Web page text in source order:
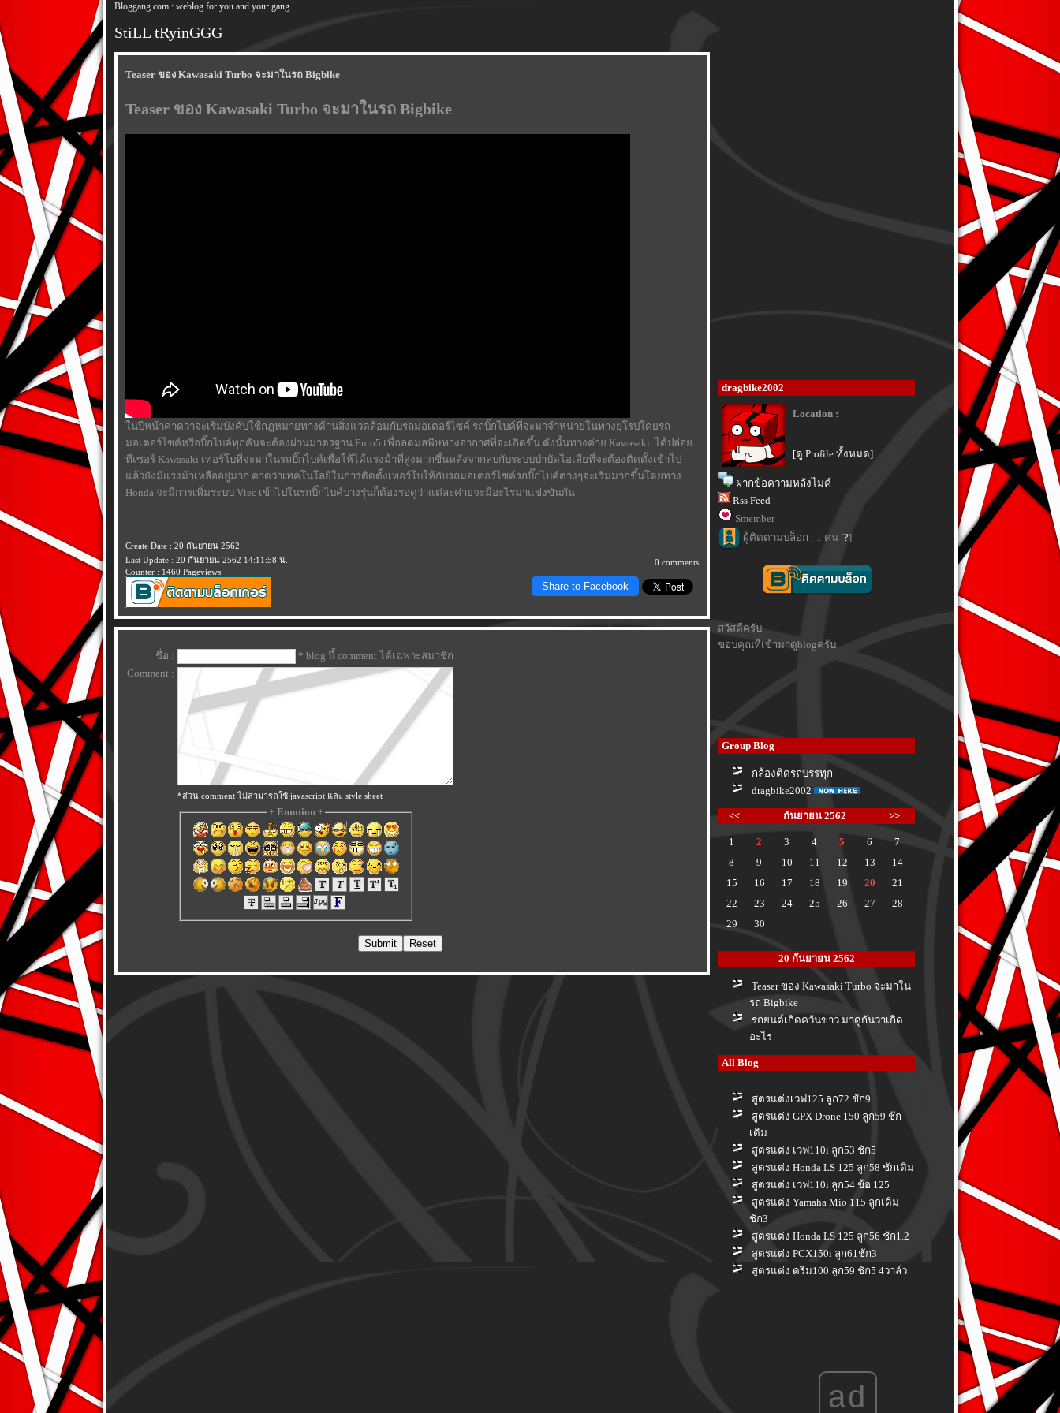
Bloggang.com : weblog for you and your gang
StiLL tRyinGGG
Teaser ของ Kawasaki Turbo จะมาในรถ Bigbike
Teaser ของ Kawasaki Turbo จะมาในรถ Bigbike
นปีหน้าคาดว่าจะเริ่มบังคับใช้กฎหมายทางด้านสิ่งแวดล้อมกับรถมอเตอร์ไซค์ รถบิ๊กไบค์ที่จะมาจำหน่ายในทางยุโรปโดยรถ
มอเตอร์ไซค์หรือบิ๊กไบค์ทุกคันจะต้องผ่านมาตรฐาน Euro5 เพื่อลดมลพิษทางอากาศที่จะเกิดขึ้น ดังนั้นทางค่าย Kawasaki ได้ปล่อ
ทีเซอร์ Kawasaki เทอร์โบที่จะมาในรถบิ๊กไบค์เพื่อให้ได้แรงม้าที่สูงมากขึ้นหลังจากลบกับระบบบำบัดไอเสียที่จะต้องติดตั้งเข้าไป
ล้วยังมีแรงม้าเหลืออยู่มาก คาดว่าเทคโนโลยีในการติดตั้งเทอร์โบให้กับรถมอเตอร์ไซค์รถบิ๊กไบค์ต่างๆจะเริ่มมากขึ้นโดยทาง
Honda จะมีการเพิ่มระบบ Vtec เข้าไปในรถบิ๊กไบค์บางรุ่นก็ต้องรอดูว่าแต่ละค่ายจะมีอะไรมาแข่งขันกัน
Create Date : 20 กันยายน 2562
Last Update : 20 กันยายน 2562 14:11:58 น.
Counter : 1460 Pageviews.
0 comments
Share to Facebook
ชื่อ :
* blog นี้ comment ได้เฉพาะสมาชิก
Comment :
*ส่วน comment ไม่สามารถใช้ javascript และ style sheet
+ Emotion+
dragbike2002
Location :
[ดู Profile ทั้งหมด]
ฝากข้อความหลังไมค์
Rss Feed
Smember
ผู้ติดตามบล็อก : 1 คน [?]
สวัสดีครับ
ขอบคุณที่เข้ามาดูblogครับ
Group Blog
กล้องติดรถบรรทุก
dragbike2002
<< กันยายน 2562 >>
1 2 3 4 5 6
7
8
9 10 11 12 13
14
15
16 17 18 19 20
21
22
23 24 25 26 27
28
29
30
20 กันยายน 2562
Teaser ของ Kawasaki Turbo จะมาใน
รถ Bigbike
รถยนต์เกิดควันขาว มาดูกันว่าเกิด
อะไร
All Blog
สูตรแต่งเวฟ125 ลูก72 ชัก9
สูตรแต่ง GPX Drone 150 ลูก59 ชัก
เดิม
สูตรแต่ง เวฟ110i ลูก53 ชัก5
สูตรแต่ง Honda LS 125 ลูก58 ชักเดิม
สูตรแต่ง เวฟ110i ลูก54 ข้อ 125
สูตรแต่ง Yamaha Mio 115 ลูกเดิม
ชัก3
สูตรแต่ง Honda LS 125 ลูก56 ชัก1.2
สูตรแต่ง PCX150i ลูก61ชัก3
สูตรแต่ง ดรีม100 ลูก59 ชัก5 4วาล์ว
สูตรแต่ง Honda Wave 110i ลูก 58 ชัก
ad